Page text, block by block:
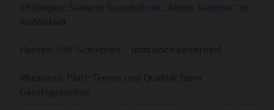
Thüringen: Sanierte Grundschule „Anton Sommer“ in
Rudolstadt
Hessen: IHK-Schulpreis – jetzt noch bewerben!
Rheinland-Pfalz: Tempo und Qualität beim
Ganztagsausbau